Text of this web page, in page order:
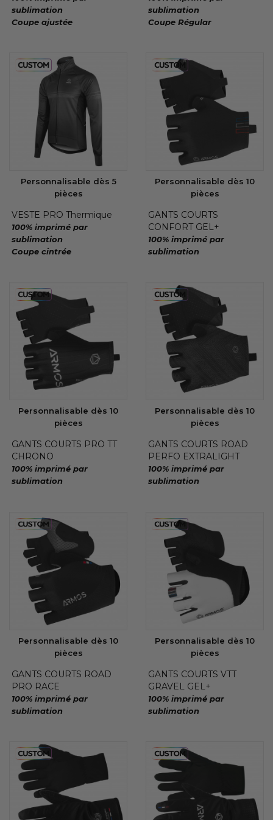
sublimation
Coupe ajustée
sublimation
Coupe Régular
Personnalisable dès 5
pièces
VESTE PRO Thermique
100% imprimé par
sublimation
Coupe cintrée
Personnalisable dès 10
pièces
GANTS COURTS
CONFORT GEL+
100% imprimé par
sublimation
Personnalisable dès 10
pièces
GANTS COURTS PRO TT
CHRONO
100% imprimé par
sublimation
Personnalisable dès 10
pièces
GANTS COURTS ROAD
PERFO EXTRALIGHT
100% imprimé par
sublimation
Personnalisable dès 10
pièces
GANTS COURTS ROAD
PRO RACE
100% imprimé par
sublimation
Personnalisable dès 10
pièces
GANTS COURTS VTT
GRAVEL GEL+
100% imprimé par
sublimation